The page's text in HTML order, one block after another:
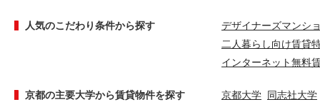
人気のこだわり条件から探す
デザイナーズマンシ
二人暮らし向け賃貸
インターネット無料
京都の主要大学から賃貸物件を探す 京都大学 同志社大学